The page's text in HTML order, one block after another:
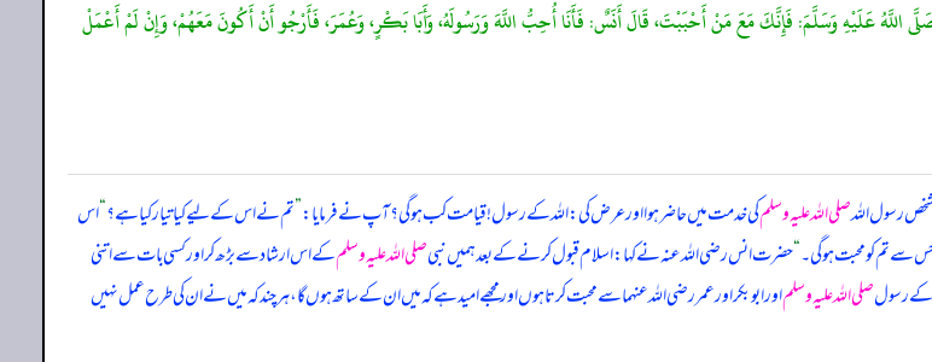
اللَّهُ عَلَيْهِ وَسَلَّمَ: فَإِنَّكَ مَعَ مَنْ أَحْبَبْتَ، قَالَ أَنَسٌ: فَأَنَا أُحِبُّ اللَّهَ وَرَسُولَهُ، وَأَبَا بَكْرٍ، وَعُمَرَ، فَأَرْجُو أَنْ أَكُونَ مَعَهُمْ، وَإِنْ لَمْ أَعْمَلْ
رسول اللہصلی اللہ علیہ وسلمکی خدمت میں حاضر ہوا اور عرض کی: اللہ کے رسول! قیامت کب ہو گی؟ آپ نے فرمایا:”تم نے اس کے لیے کیا تیار کیا ہے؟“اس
سے تم کو محبت ہو گی۔“حضرت انس رضی اللہ عنہ نے کہا: اسلام قبول کرنے کے بعد ہمیں نبیصلی اللہ علیہ وسلمکے اس ارشاد سے بڑھ کر اور کسی بات سے اتنی
کے رسولصلی اللہ علیہ وسلماور ابوبکر اور عمر رضی اللہ عنہما سے محبت کرتا ہوں اور مجھے امید ہے کہ میں ان کے ساتھ ہوں گا، ہر چند کہ میں نے ان کی طرح عمل نہیں